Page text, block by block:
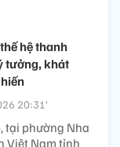
hệ thanh
tưởng, khát
20:31’
tại phường Nha
Việt Nam tỉnh